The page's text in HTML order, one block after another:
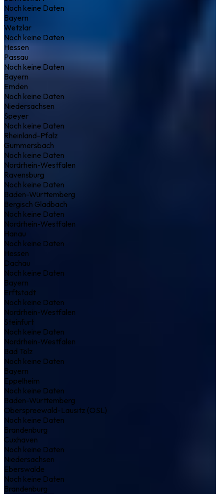
Noch keine Daten
Bayern
Wetzlar
Noch keine Daten
Hessen
Passau
Noch keine Daten
Bayern
Emden
Noch keine Daten
Niedersachsen
Speyer
Noch keine Daten
Rheinland-Pfalz
Gummersbach
Noch keine Daten
Nordrhein-Westfalen
Ravensburg
Noch keine Daten
Baden-Württemberg
Bergisch Gladbach
Noch keine Daten
Nordrhein-Westfalen
Hanau
Noch keine Daten
Hessen
Dachau
Noch keine Daten
Bayern
Erftstadt
Noch keine Daten
Nordrhein-Westfalen
Steinfurt
Noch keine Daten
Nordrhein-Westfalen
Bad Tölz
Noch keine Daten
Bayern
Eppelheim
Noch keine Daten
Baden-Württemberg
Oberspreewald-Lausitz (OSL)
Noch keine Daten
Brandenburg
Cuxhaven
Noch keine Daten
Niedersachsen
Eberswalde
Noch keine Daten
Brandenburg